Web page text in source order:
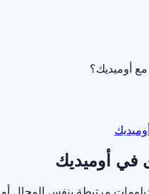
أوميديك؟
أوميديك
مرتبطة بنفس المجال أو